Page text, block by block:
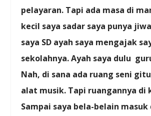
pelayaran. Tapi ada masa di
kecil saya sadar saya punya
saya SD ayah saya mengajak
sekolahnya. Ayah saya dulu
Nah, di sana ada ruang seni
alat musik. Tapi ruangannya di
Sampai saya bela-belain